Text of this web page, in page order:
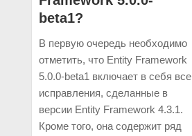
beta1?
В первую очередь необходимо
отметить, что Entity Framework
5.0.0-beta1 включает в себя все
исправления, сделанные в
версии Entity Framework 4.3.1.
Кроме того, она содержит ряд